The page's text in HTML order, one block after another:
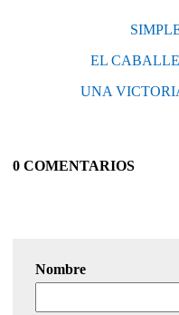
EL
UNA
0 COMENTARIOS
Nombre